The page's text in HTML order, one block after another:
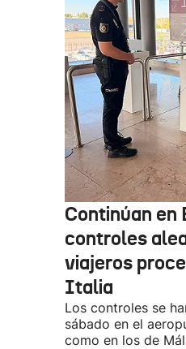
Continúan en
controles
viajeros
Italia
Los controles se
sábado en el
como en los de